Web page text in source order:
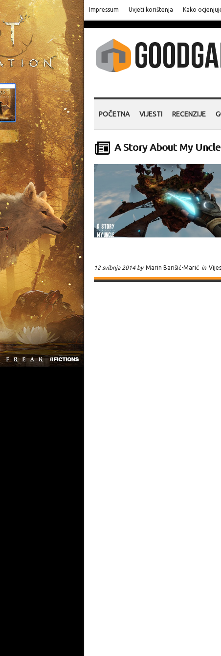
Impressum Uvjeti korištenja Kako
POČETNA VIJESTI RECENZIJE
A Story About My
12 svibnja 2014 by Marin Barišić-Marić in